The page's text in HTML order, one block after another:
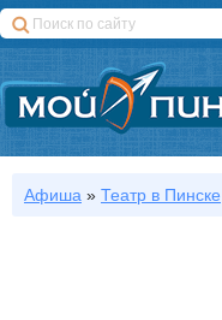
Афиша » Театр в Пинске